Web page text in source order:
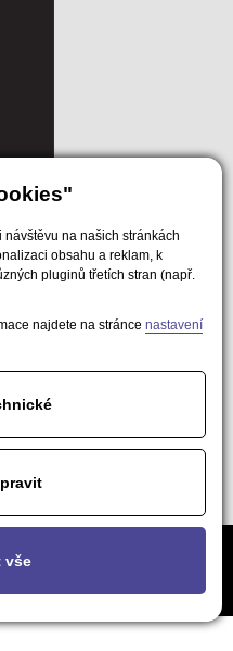
návštěvu na našich stránkách
obsahu a reklam, k
pluginů třetích stran (např.
najdete na stránce nastavení
vše